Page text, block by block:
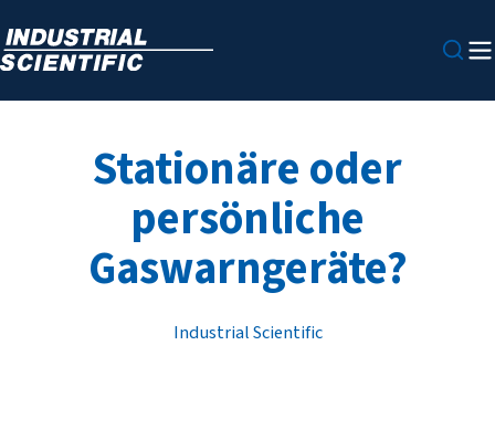
Stationäre oder
persönliche
Gaswarngeräte?
Industrial Scientific